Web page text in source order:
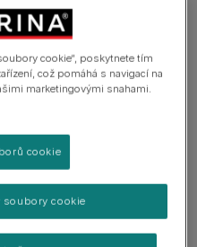
kočky losos
granule pro
g
obsahuje kvalitní
které pomáhají
cookie“, poskytnete tím
což pomáhá s navigací na
marketingovými snahami.
cookie
cookie